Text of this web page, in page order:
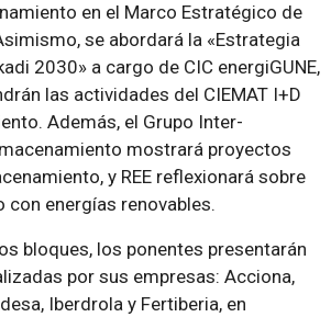
en el Marco Estratégico de
se abordará la «Estrategia
2030» a cargo de CIC energiGUNE,
las actividades del CIEMAT I+D
Además, el Grupo Inter-
mostrará proyectos
y REE reflexionará sobre
con energías renovables.
bloques, los ponentes presentarán
por sus empresas: Acciona,
Iberdrola y Fertiberia, en